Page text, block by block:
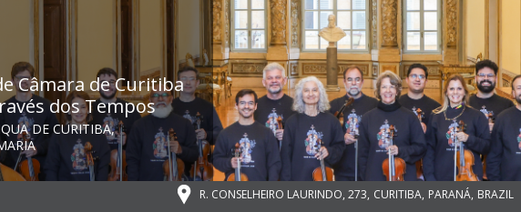
Câmara de Curitiba
dos Tempos
DE CURITIBA,
R. CONSELHEIRO LAURINDO, 273, CURITIBA, PARANÁ, BRAZIL